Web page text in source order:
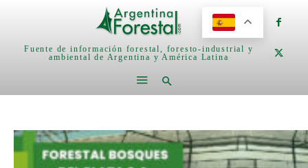
Fuente de información forestal, foresto-industrial y
ambiental de Argentina y América Latina